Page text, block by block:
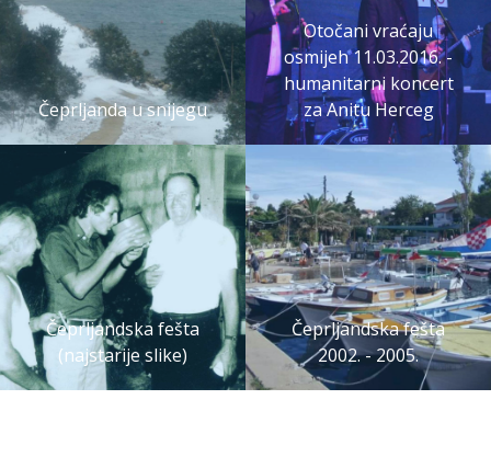
Čeprljanda u snijegu
Otočani vraćaju
osmijeh 11.03.2016. -
humanitarni koncert
za Anitu Herceg
Čeprljandska fešta
(najstarije slike)
Čeprljandska fešta
2002. - 2005.